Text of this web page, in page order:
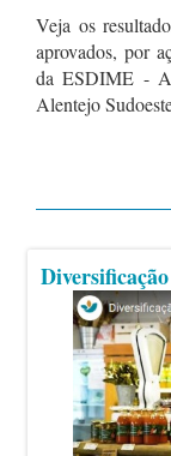
Veja os
aprovados, por
da ESDIME -
Alentejo